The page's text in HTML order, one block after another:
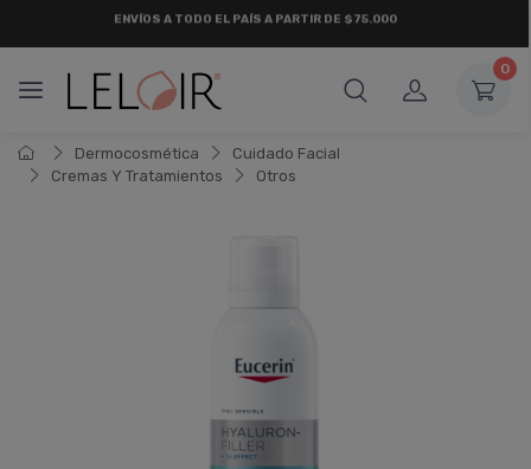
¡ HASTA 6 CUOTAS SIN INTERÉSY 18 CUOTAS FIJAS !
0
Dermocosmética
Cuidado Facial
Cremas Y Tratamientos
Otros